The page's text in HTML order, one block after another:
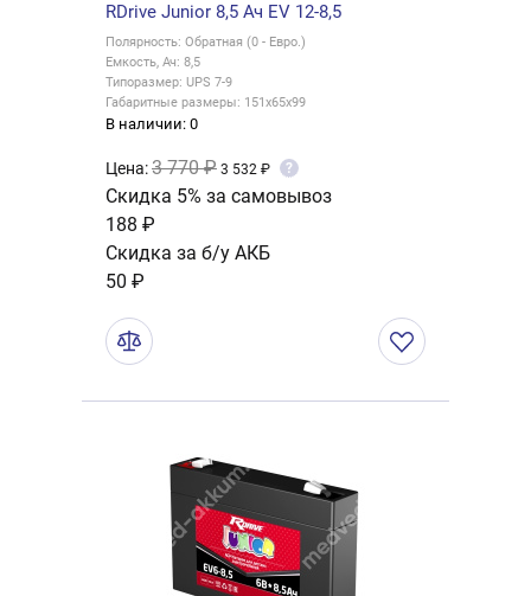
RDrive Junior 8,5 Ач EV 12-8,5
Полярность: Обратная (0 - Евро.)
Емкость, Ач: 8,5
Типоразмер: UPS 7-9
Габаритные размеры: 151x65x99
В наличии: 0
Цена:3 770 ₽ 3 532 ₽ ?
Скидка 5% за самовывоз
188 ₽
Скидка за б/у АКБ
50 ₽